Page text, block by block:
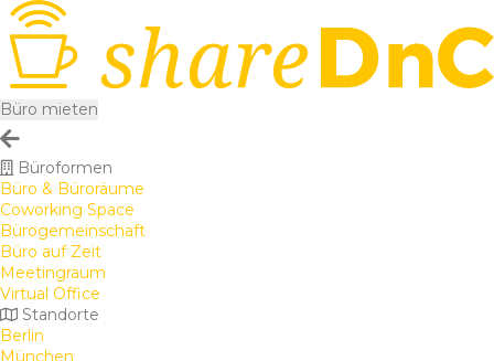
Büro mieten
Büroformen
Büro & Büroräume
Coworking Space
Bürogemeinschaft
Büro auf Zeit
Meetingraum
Virtual Office
Standorte
Berlin
München